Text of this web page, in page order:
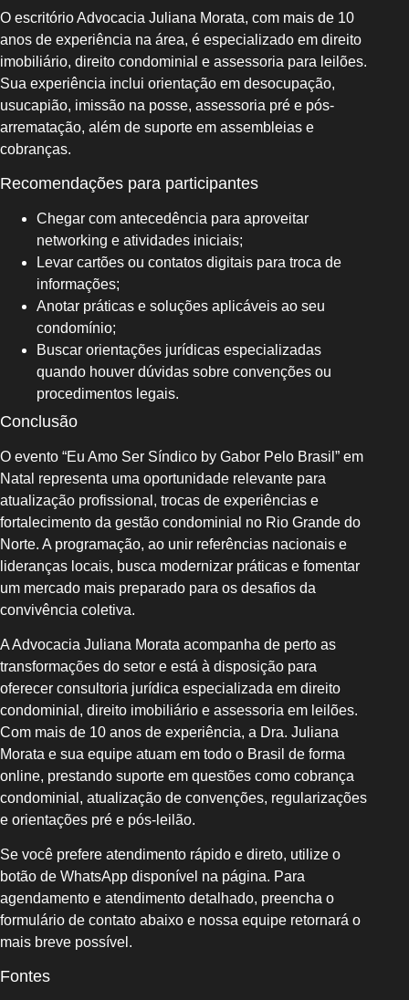
O escritório Advocacia Juliana Morata, com mais de 10
anos de experiência na área, é especializado em direito
imobiliário, direito condominial e assessoria para leilões.
Sua experiência inclui orientação em desocupação,
usucapião, imissão na posse, assessoria pré e pós-
arrematação, além de suporte em assembleias e
cobranças.
Recomendações para participantes
Chegar com antecedência para aproveitar
networking e atividades iniciais;
Levar cartões ou contatos digitais para troca de
informações;
Anotar práticas e soluções aplicáveis ao seu
condomínio;
Buscar orientações jurídicas especializadas
quando houver dúvidas sobre convenções ou
procedimentos legais.
Conclusão
O evento “Eu Amo Ser Síndico by Gabor Pelo Brasil” em
Natal representa uma oportunidade relevante para
atualização profissional, trocas de experiências e
fortalecimento da gestão condominial no Rio Grande do
Norte. A programação, ao unir referências nacionais e
lideranças locais, busca modernizar práticas e fomentar
um mercado mais preparado para os desafios da
convivência coletiva.
A Advocacia Juliana Morata acompanha de perto as
transformações do setor e está à disposição para
oferecer consultoria jurídica especializada em direito
condominial, direito imobiliário e assessoria em leilões.
Com mais de 10 anos de experiência, a Dra. Juliana
Morata e sua equipe atuam em todo o Brasil de forma
online, prestando suporte em questões como cobrança
condominial, atualização de convenções, regularizações
e orientações pré e pós-leilão.
Se você prefere atendimento rápido e direto, utilize o
botão de WhatsApp disponível na página. Para
agendamento e atendimento detalhado, preencha o
formulário de contato abaixo e nossa equipe retornará o
mais breve possível.
Fontes